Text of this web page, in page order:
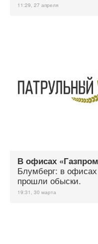
11:29, 27 апреля
В офисах
Блумберг: в
прошли обыски.
19:31, 30 марта